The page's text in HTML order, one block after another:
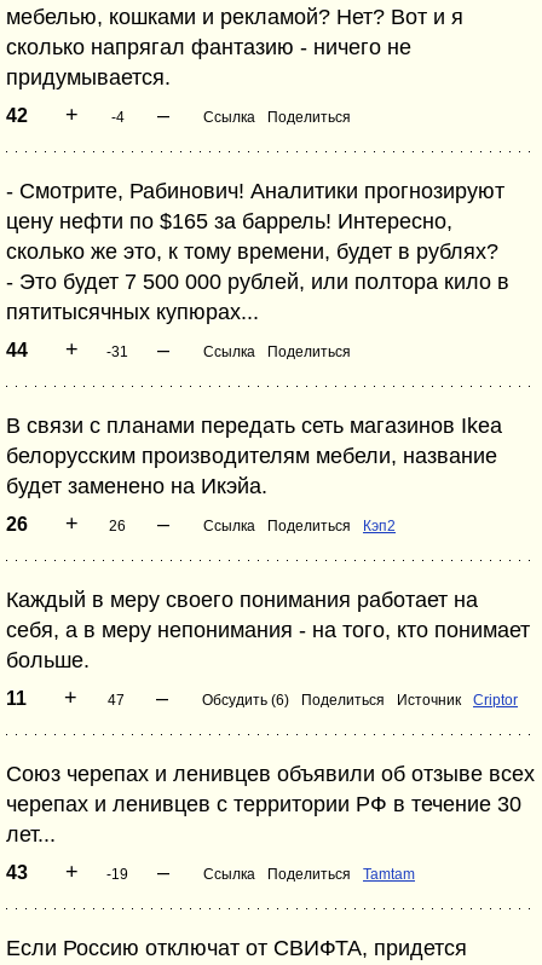
мебелью, кошками и рекламой? Нет? Вот и я
сколько напрягал фантазию - ничего не
придумывается.
42 + -4 – Ссылка Поделиться
- Смотрите, Рабинович! Аналитики прогнозируют
цену нефти по $165 за баррель! Интересно,
сколько же это, к тому времени, будет в рублях?
- Это будет 7 500 000 рублей, или полтора кило в
пятитысячных купюрах...
44 + -31 – Ссылка Поделиться
В связи с планами передать сеть магазинов Ikea
белорусским производителям мебели, название
будет заменено на Икэйа.
26 + 26 – Ссылка Поделиться Кэп2
Каждый в меру своего понимания работает на
себя, а в меру непонимания - на того, кто понимает
больше.
11 + 47 – Обсудить (6) Поделиться Источник Criptor
Союз черепах и ленивцев объявили об отзыве всех
черепах и ленивцев с территории РФ в течение 30
лет...
43 + -19 – Ссылка Поделиться Tamtam
Если Россию отключат от СВИФТА, придется